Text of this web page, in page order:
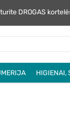
DROGAS
HIGIENAI,